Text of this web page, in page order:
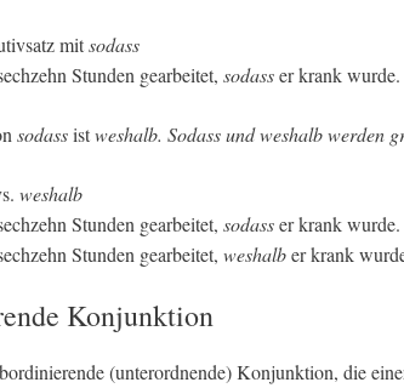
mitsodass
Stunden gearbeitet, sodasser krank wurde.
sodassistweshalb. Sodass und weshalb werden
weshalb
Stunden gearbeitet, sodasser krank wurde.
Stunden gearbeitet, weshalber krank
Konjunktion
(unterordnende) Konjunktion, die